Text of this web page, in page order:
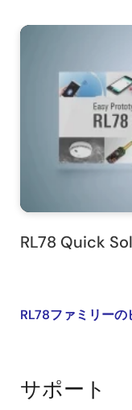
RL78 Quick
RL78ファミリー
サポート